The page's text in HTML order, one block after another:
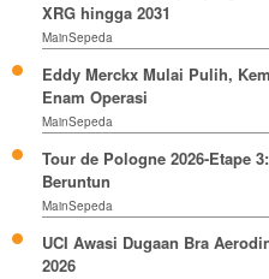
XRG hingga 2031
MainSepeda
Eddy Merckx Mulai Pulih,
Enam Operasi
MainSepeda
Tour de Pologne 2026-Etape
Beruntun
MainSepeda
UCI Awasi Dugaan Bra
2026